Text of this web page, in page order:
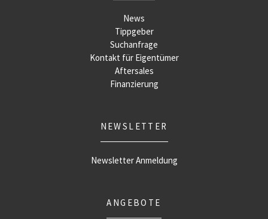
News
Tippgeber
Suchanfrage
Kontakt für Eigentümer
Aftersales
Finanzierung
NEWSLETTER
Newsletter Anmeldung
ANGEBOTE